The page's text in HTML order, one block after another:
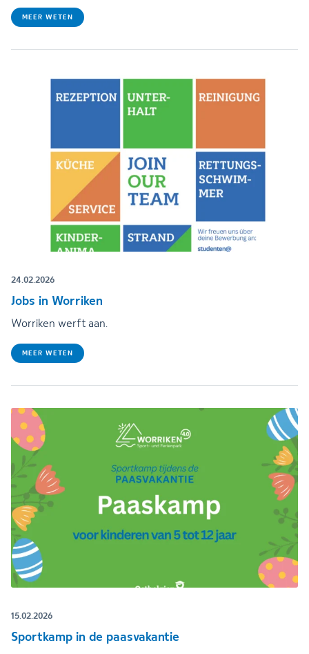
MEER WETEN
24.02.2026
Jobs in Worriken
Worriken werft aan.
MEER WETEN
15.02.2026
Sportkamp in de paasvakantie